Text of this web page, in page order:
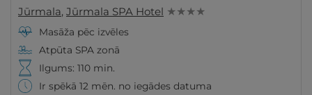
Jūrmala, Jūrmala SPA Hotel ★ ★ ★ ★
Masāža pēc izvēles
Atpūta SPA zonā
Ilgums: 110 min.
Ir spēkā 12 mēn. no iegādes datuma